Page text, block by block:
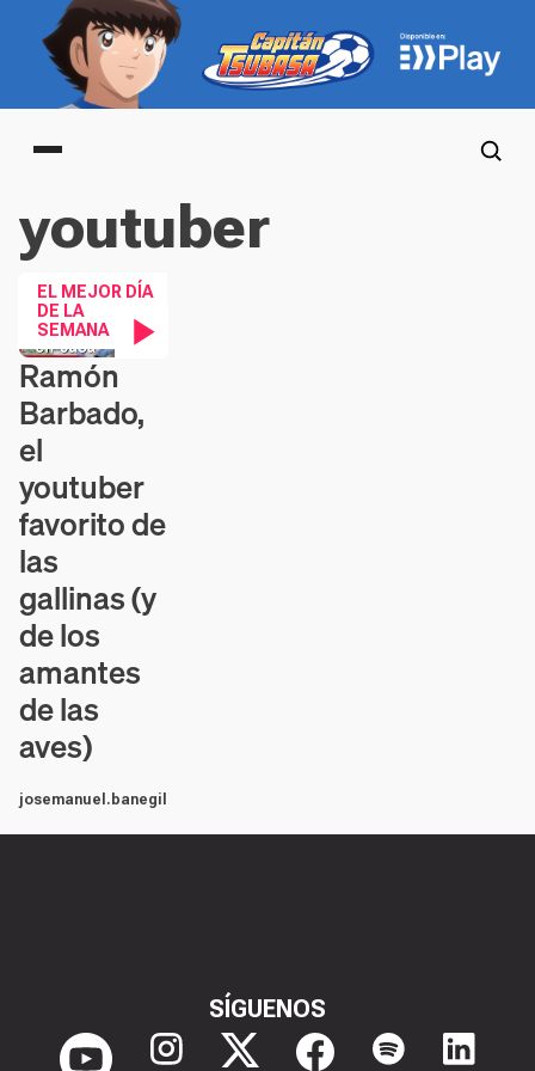
Main menu
youtuber
EL MEJOR DÍA
DE LA
SEMANA
Contenido en vídeo
Ramón
Barbado,
el
youtuber
favorito de
las
gallinas (y
de los
amantes
de las
aves)
josemanuel.banegil
SÍGUENOS